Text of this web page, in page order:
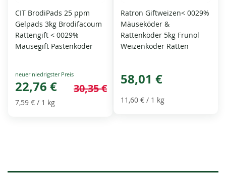
CIT BrodiPads 25 ppm
Gelpads 3kg Brodifacoum
Rattengift < 0029%
Mäusegift Pastenköder
Special
Price
22,76 € 30,35 €
7,59 € / 1 kg
Ratron Giftweizen< 0029%
Mäuseköder &
Rattenköder 5kg Frunol
Weizenköder Ratten
58,01 €
11,60 € / 1 kg